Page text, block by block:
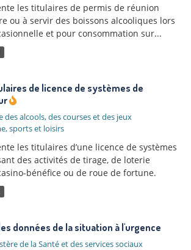
les titulaires de permis de réunion
ou à servir des boissons alcooliques lors
et pour consommation sur...
de licence de systèmes de
des alcools, des courses et des jeux
sports et loisirs
les titulaires d’une licence de systèmes
des activités de tirage, de loterie
bénéfice ou de roue de fortune.
données de la situation à l'urgence
de la Santé et des services sociaux